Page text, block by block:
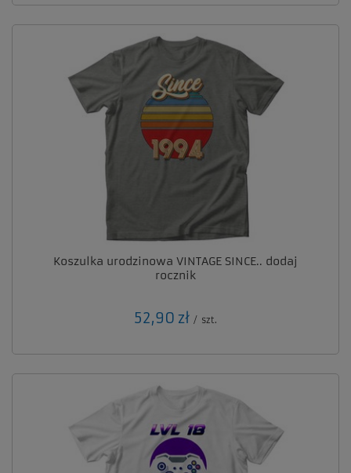
Koszulka urodzinowa VINTAGE SINCE.. dodaj
rocznik
52,90 zł / szt.